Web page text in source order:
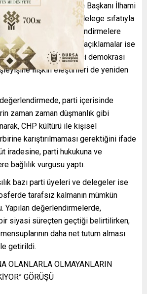
CHP Yıldırım İlçe Başkanı İlhami
amacıyla delege sıfatıyla
farklı değerlendirmelere
ardından yapılan açıklamalar ise
değil, parti içi demokrasi
ilişkin eleştirileri de yeniden
değerlendirmede, parti içerisinde
zaman zaman düşmanlık gibi
CHP kültürü ile kişisel
karıştırılmaması gerektiğini ifade
iradesine, parti hukukuna ve
bağlılık vurgusu yaptı.
bazı parti üyeleri ve delegeler ise
tarafsız kalmanın mümkün
Yapılan değerlendirmelerde,
siyasi süreçten geçtiği belirtilirken,
daha net tutum alması
getirildi.
OLANLARLA OLMAYANLARIN
GÖRÜŞÜ